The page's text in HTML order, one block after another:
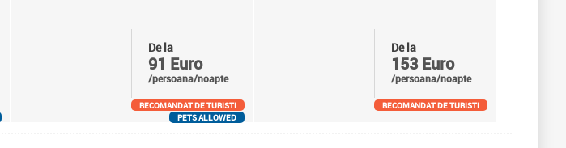
De la
91 Euro
/persoana/noapte
RECOMANDAT DE TURISTI
PETS ALLOWED
De la
153 Euro
/persoana/noapte
RECOMANDAT DE TURISTI